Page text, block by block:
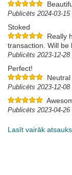
Publicēts 2024-03-15
Stoked
Really
transaction. Will be
Publicēts 2023-12-28
Perfect!
Publicēts 2023-12-
Publicēts 2023-04-26
Lasīt vairāk